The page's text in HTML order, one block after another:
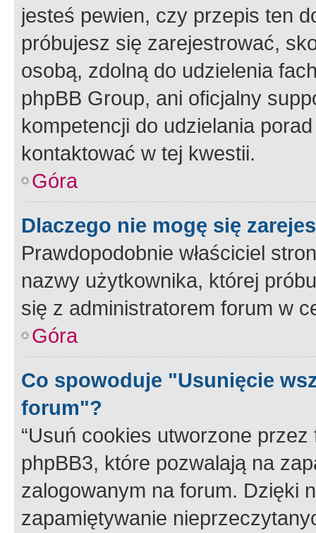
jesteś pewien, czy przepis ten
próbujesz się zarejestrować,
osobą, zdolną do udzielenia
phpBB Group, ani oficjalny
kompetencji do udzielania
kontaktować w tej kwestii.
Góra
Dlaczego nie mogę się
Prawdopodobnie właściciel
nazwy użytkownika, której
się z administratorem forum w
Góra
Co spowoduje "Usunięcie
forum"?
“Usuń cookies utworzone
phpBB3, które pozwalają na
zalogowanym na forum. Dzięki
zapamiętywanie